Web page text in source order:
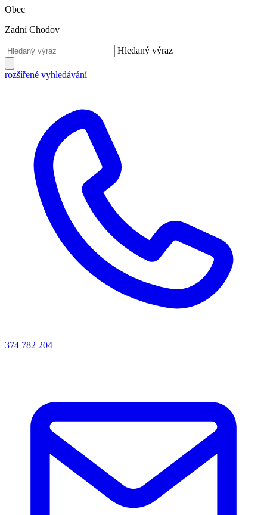
Obec
Zadní Chodov
Hledaný výraz
rozšířené vyhledávání
374 782 204